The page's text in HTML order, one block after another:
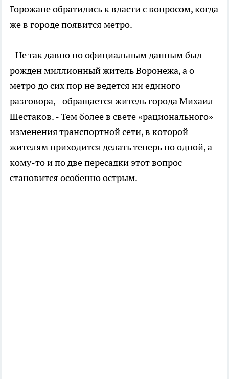
Горожане обратились к власти с вопросом, когда
же в городе появится метро.
- Не так давно по официальным данным был
рожден миллионный житель Воронежа, а о
метро до сих пор не ведется ни единого
разговора, - обращается житель города Михаил
Шестаков. - Тем более в свете «рационального»
изменения транспортной сети, в которой
жителям приходится делать теперь по одной, а
кому-то и по две пересадки этот вопрос
становится особенно острым.